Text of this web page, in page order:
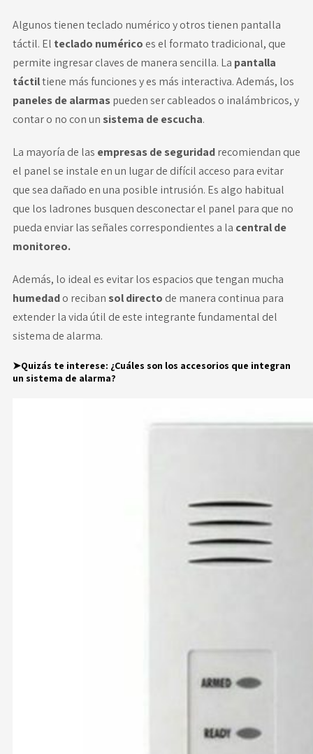
Algunos tienen teclado numérico y otros tienen pantalla
táctil. El teclado numérico es el formato tradicional, que
permite ingresar claves de manera sencilla. La pantalla
táctiltiene más funciones y es más interactiva. Además, los
paneles de alarmaspueden ser cableados o inalámbricos, y
contar o no con un sistema de escucha.
La mayoría de las empresas de seguridadrecomiendan que
el panel se instale en un lugar de difícil acceso para evitar
que sea dañado en una posible intrusión. Es algo habitual
que los ladrones busquen desconectar el panel para que no
pueda enviar las señales correspondientes a la central de
monitoreo.
Además, lo ideal es evitar los espacios que tengan mucha
humedado reciban sol directo de manera continua para
extender la vida útil de este integrante fundamental del
sistema de alarma.
➤Quizás te interese: ¿Cuáles son los accesorios que integran
un sistema de alarma?